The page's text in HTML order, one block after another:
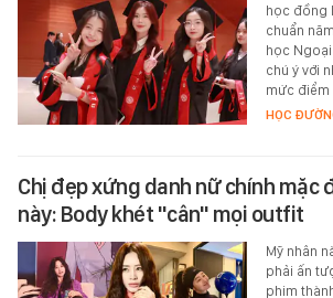
học đồng
chuẩn
học
chú ý với
mức điểm
HỌC
Chị đẹp xứng danh nữ chính mặc
này: Body khét "cân" mọi outfit
Mỹ nhân
phải ấn
phim